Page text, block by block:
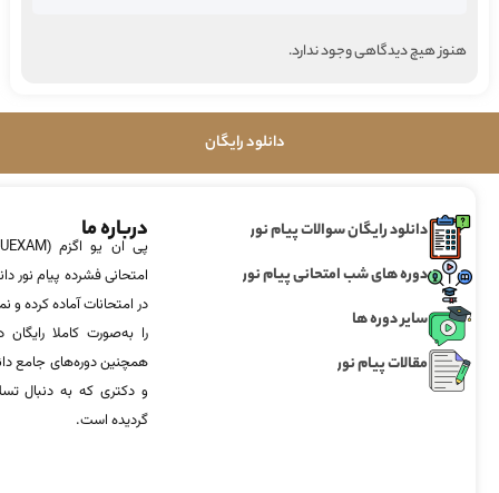
هنوز هیچ دیدگاهی وجود ندارد.
دانلود رایگان
دانلود رایگان سوالات پیام نور
دوره های شب امتحانی پیام نور
سایر دوره ها
مقالات پیام نور
درباره ما
امتحانی فشرده پیام نور
در امتحانات آماده‌ کرده
را به‌صورت کاملا
همچنین دوره‌های جامع
و دکتری که به دنبال
گردیده است.